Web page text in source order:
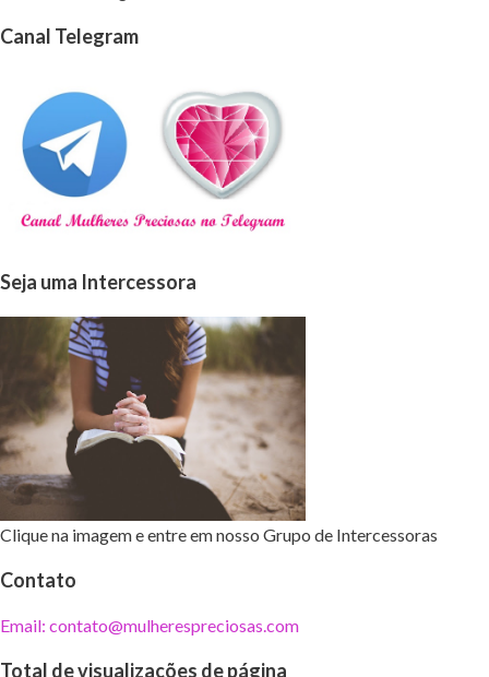
Canal Telegram
Seja uma Intercessora
Clique na imagem e entre em nosso Grupo de Intercessoras
Contato
Email: contato@mulherespreciosas.com
Total de visualizações de página